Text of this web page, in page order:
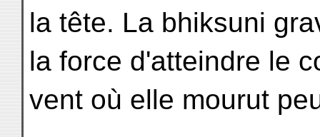
la tête. La bhiksuni
la force d'atteindre le
vent où elle mourut